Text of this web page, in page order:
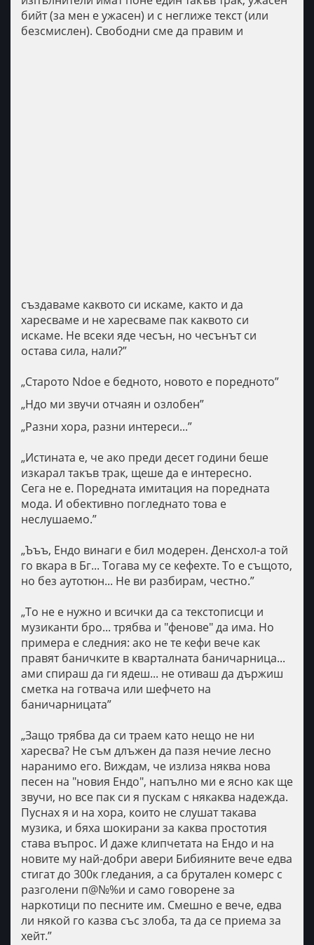
бийт (за мен е ужасен) и с неглиже текст (или
безсмислен). Свободни сме да правим и
създаваме каквото си искаме, както и да
харесваме и не харесваме пак каквото си
искаме. Не всеки яде чесън, но чесънът си
остава сила, нали?”
„Старото Ndoe е бедното, новото е поредното”
„Ндо ми звучи отчаян и озлобен”
„Разни хора, разни интереси...”
„Истината е, че ако преди десет години беше
изкарал такъв трак, щеше да е интересно.
Сега не е. Поредната имитация на поредната
мода. И обективно погледнато това е
неслушаемо.”
„Ъъъ, Ендо винаги е бил модерен. Денсхол-а той
го вкара в Бг... Тогава му се кефехте. То е същото,
но без аутотюн... Не ви разбирам, честно.”
„То не е нужно и всички да са текстописци и
музиканти бро... трябва и "фенове" да има. Но
примера е следния: ако не те кефи вече как
правят баничките в кварталната баничарница...
ами спираш да ги ядеш... не отиваш да държиш
сметка на готвача или шефчето на
баничарницата”
„Защо трябва да си траем като нещо не ни
харесва? Не съм длъжен да пазя нечие лесно
наранимо его. Виждам, че излиза няква нова
песен на "новия Ендо", напълно ми е ясно как ще
звучи, но все пак си я пускам с някаква надежда.
Пуснах я и на хора, които не слушат такава
музика, и бяха шокирани за каква простотия
става въпрос. И даже клипчетата на Ендо и на
новите му най-добри авери Бибияните вече едва
стигат до 300к гледания, а са брутален комерс с
разголени п@№%и и само говорене за
наркотици по песните им. Смешно е вече, едва
ли някой го казва със злоба, та да се приема за
хейт.”